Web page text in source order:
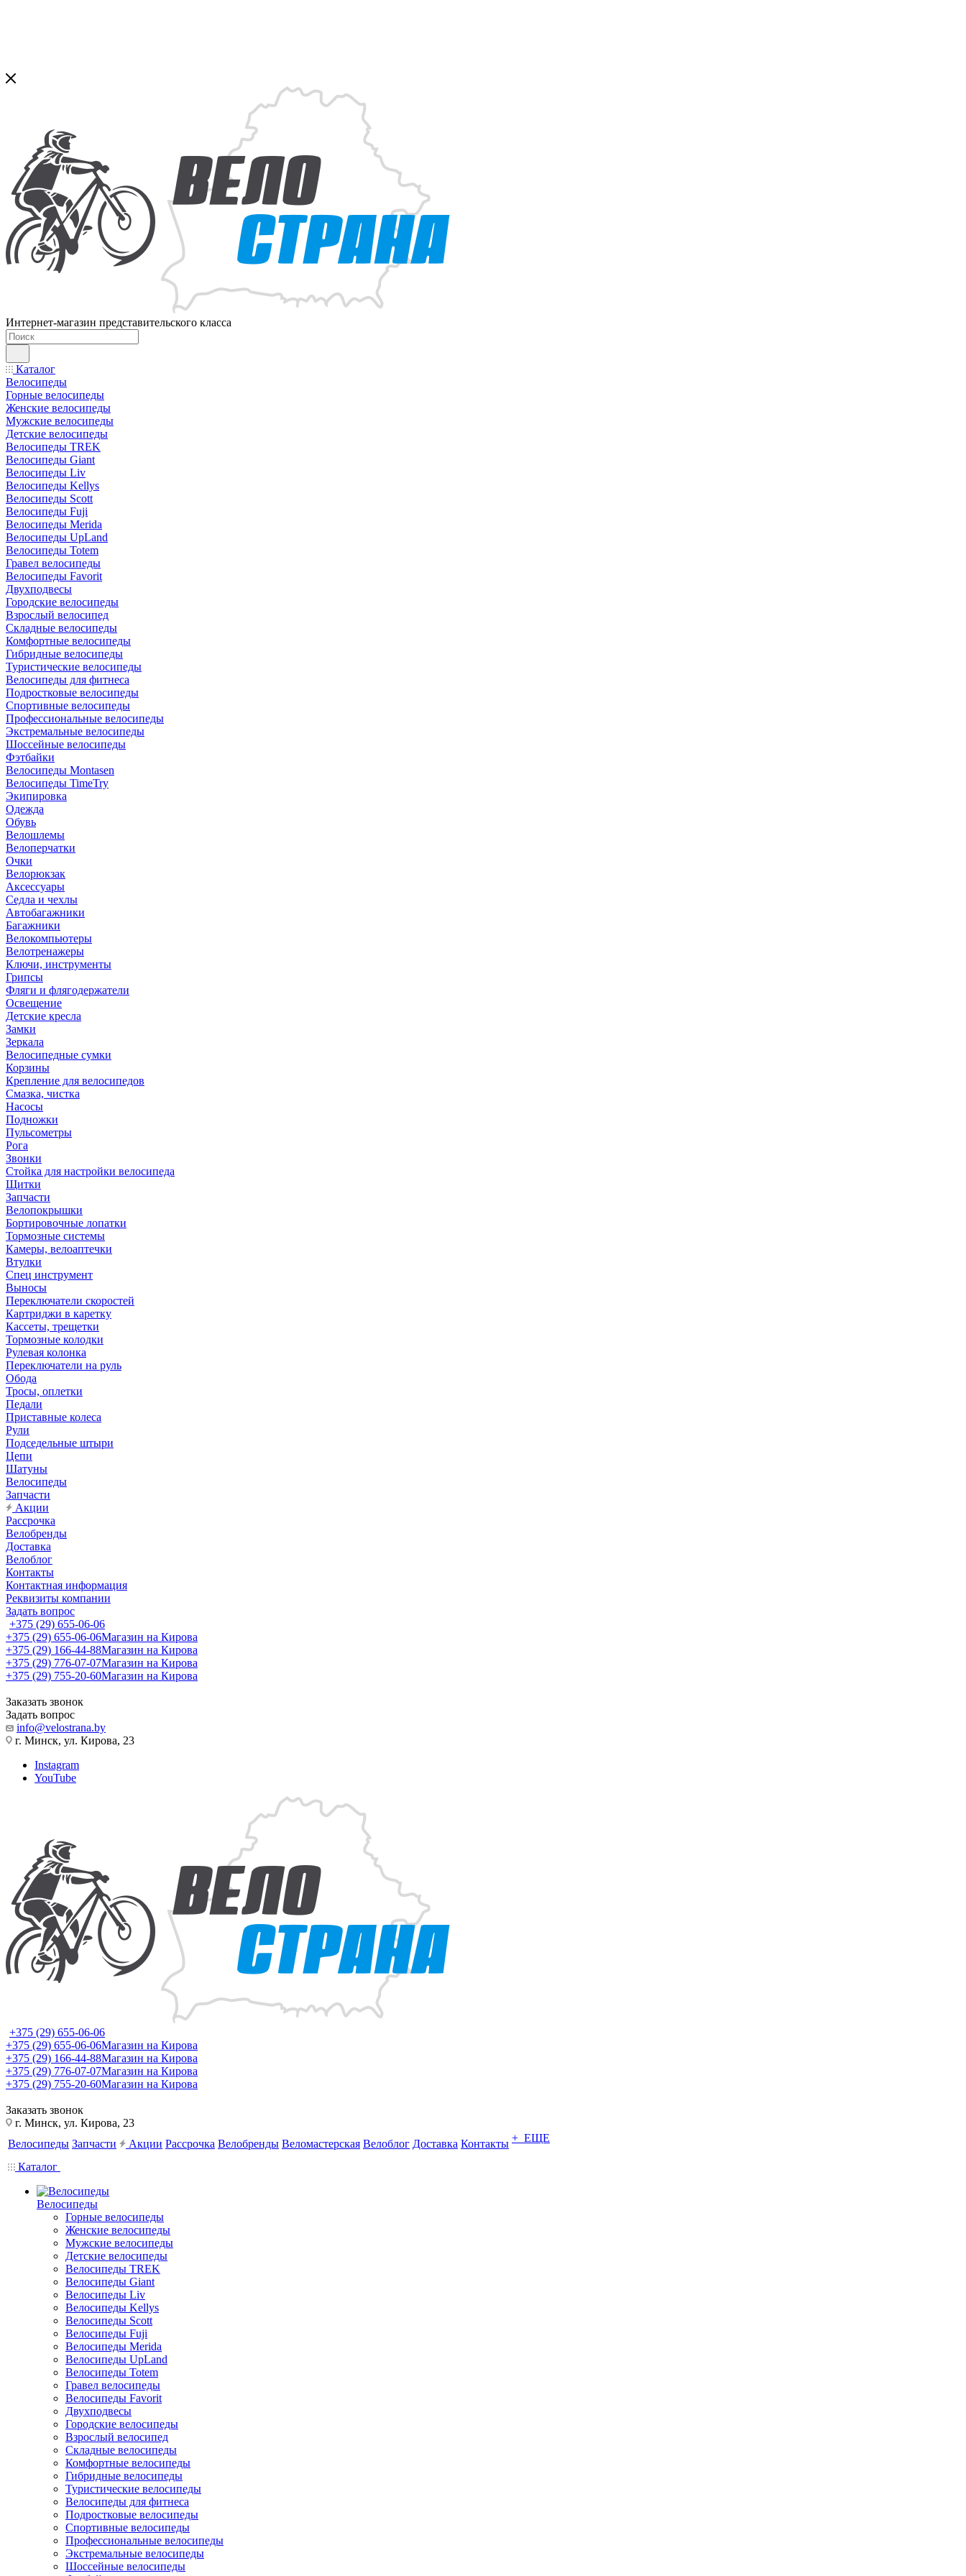
Интернет-магазин представительского класса
Каталог
Велосипеды
Горные велосипеды
Женские велосипеды
Мужские велосипеды
Детские велосипеды
Велосипеды TREK
Велосипеды Giant
Велосипеды Liv
Велосипеды Kellys
Велосипеды Scott
Велосипеды Fuji
Велосипеды Merida
Велосипеды UpLand
Велосипеды Totem
Гравел велосипеды
Велосипеды Favorit
Двухподвесы
Городские велосипеды
Взрослый велосипед
Складные велосипеды
Комфортные велосипеды
Гибридные велосипеды
Туристические велосипеды
Велосипеды для фитнеса
Подростковые велосипеды
Спортивные велосипеды
Профессиональные велосипеды
Экстремальные велосипеды
Шоссейные велосипеды
Фэтбайки
Велосипеды Montasen
Велосипеды TimeTry
Экипировка
Одежда
Обувь
Велошлемы
Велоперчатки
Очки
Велорюкзак
Аксессуары
Седла и чехлы
Автобагажники
Багажники
Велокомпьютеры
Велотренажеры
Ключи, инструменты
Грипсы
Фляги и флягодержатели
Освещение
Детские кресла
Замки
Зеркала
Велосипедные сумки
Корзины
Крепление для велосипедов
Смазка, чистка
Насосы
Подножки
Пульсометры
Рога
Звонки
Стойка для настройки велосипеда
Щитки
Запчасти
Велопокрышки
Бортировочные лопатки
Тормозные системы
Камеры, велоаптечки
Втулки
Спец инструмент
Выносы
Переключатели скоростей
Картриджи в каретку
Кассеты, трещетки
Тормозные колодки
Рулевая колонка
Переключатели на руль
Обода
Тросы, оплетки
Педали
Приставные колеса
Рули
Подседельные штыри
Цепи
Шатуны
Велосипеды
Запчасти
Акции
Рассрочка
Велобренды
Доставка
Велоблог
Контакты
Контактная информация
Реквизиты компании
Задать вопрос
+375 (29) 655-06-06
+375 (29) 655-06-06Магазин на Кирова
+375 (29) 166-44-88Магазин на Кирова
+375 (29) 776-07-07Магазин на Кирова
+375 (29) 755-20-60Магазин на Кирова
Заказать звонок
Задать вопрос
info@velostrana.by
г. Минск, ул. Кирова, 23
Instagram
YouTube
+375 (29) 655-06-06
+375 (29) 655-06-06Магазин на Кирова
+375 (29) 166-44-88Магазин на Кирова
+375 (29) 776-07-07Магазин на Кирова
+375 (29) 755-20-60Магазин на Кирова
Заказать звонок
г. Минск, ул. Кирова, 23
Велосипеды Запчасти Акции Рассрочка Велобренды Веломастерская Велоблог Доставка Контакты + ЕЩЕ
Каталог
Велосипеды
Горные велосипеды
Женские велосипеды
Мужские велосипеды
Детские велосипеды
Велосипеды TREK
Велосипеды Giant
Велосипеды Liv
Велосипеды Kellys
Велосипеды Scott
Велосипеды Fuji
Велосипеды Merida
Велосипеды UpLand
Велосипеды Totem
Гравел велосипеды
Велосипеды Favorit
Двухподвесы
Городские велосипеды
Взрослый велосипед
Складные велосипеды
Комфортные велосипеды
Гибридные велосипеды
Туристические велосипеды
Велосипеды для фитнеса
Подростковые велосипеды
Спортивные велосипеды
Профессиональные велосипеды
Экстремальные велосипеды
Шоссейные велосипеды